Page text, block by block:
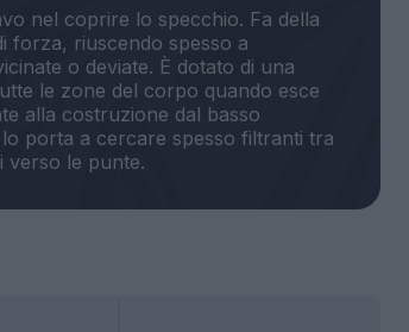
nel coprire lo specchio. Fa della
forza, riuscendo spesso a
o deviate. È dotato di una
le zone del corpo quando esce
alla costruzione dal basso
porta a cercare spesso filtranti tra